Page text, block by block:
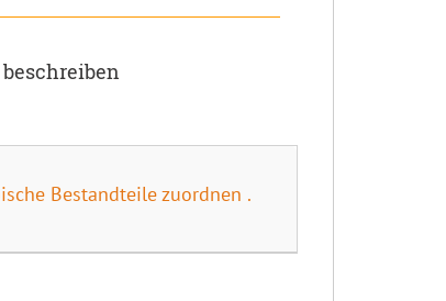
Bestandteile zuordnen .